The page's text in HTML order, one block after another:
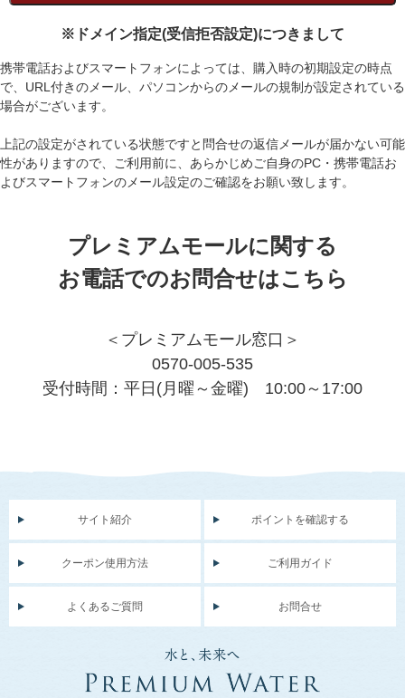
※ドメイン指定(受信拒否設定)につきまして
携帯電話およびスマートフォンによっては、購入時の初期設定の時点
で、URL付きのメール、パソコンからのメールの規制が設定されている
場合がございます。
上記の設定がされている状態ですと問合せの返信メールが届かない可能
性がありますので、ご利用前に、あらかじめご自身のPC・携帯電話お
よびスマートフォンのメール設定のご確認をお願い致します。
プレミアムモールに関する
お電話でのお問合せはこちら
＜プレミアムモール窓口＞
0570-005-535
受付時間：平日(月曜～金曜) 10:00～17:00
サイト紹介 ポイントを確認する
クーポン使用方法 ご利用ガイド
よくあるご質問 お問合せ